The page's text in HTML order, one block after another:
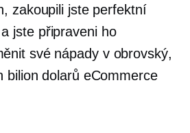
zakoupili jste perfektní
jste připraveni ho
své nápady v obrovský,
bilion dolarů eCommerce